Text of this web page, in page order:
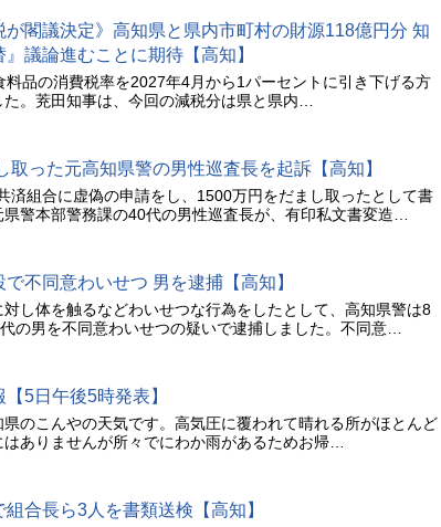
が閣議決定》高知県と県内市町村の財源118億円分 知
議論進むことに期待【高知】
料品の消費税率を2027年4月から1パーセントに引き下げる方
。茺田知事は、今回の減税分は県と県内…
取った元高知県警の男性巡査長を起訴【高知】
済組合に虚偽の申請をし、1500万円をだまし取ったとして書
警本部警務課の40代の男性巡査長が、有印私文書変造…
不同意わいせつ 男を逮捕【高知】
し体を触るなどわいせつな行為をしたとして、高知県警は8
の男を不同意わいせつの疑いで逮捕しました。不同意…
5日午後5時発表】
のこんやの天気です。高気圧に覆われて晴れる所がほとんど
ありませんが所々でにわか雨があるためお帰…
合長ら3人を書類送検【高知】